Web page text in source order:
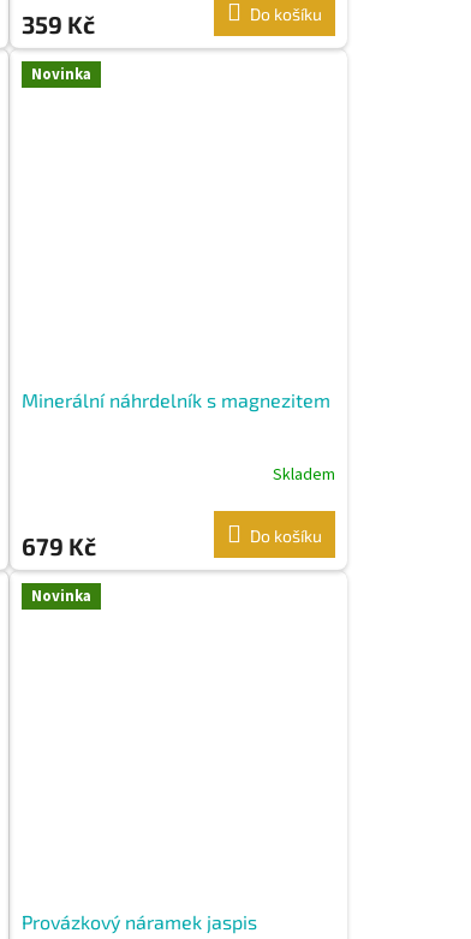
359 Kč Do košíku
Novinka
Minerální náhrdelník s magnezitem
Skladem
679 Kč Do košíku
Novinka
Provázkový náramek jaspis